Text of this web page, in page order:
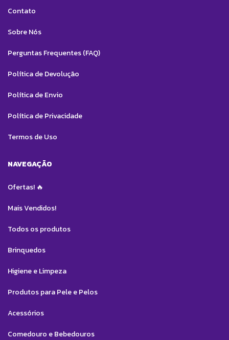
Contato
Sobre Nós
Perguntas Frequentes (FAQ)
Política de Devolução
Política de Envio
Política de Privacidade
Termos de Uso
NAVEGAÇÃO
Ofertas! 🔥
Mais Vendidos!
Todos os produtos
Brinquedos
Higiene e Limpeza
Produtos para Pele e Pelos
Acessórios
Comedouro e Bebedouros